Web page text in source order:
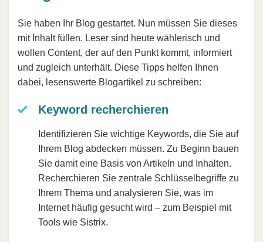
Sie haben Ihr Blog gestartet. Nun müssen Sie dieses
mit Inhalt füllen. Leser sind heute wählerisch und
wollen Content, der auf den Punkt kommt, informiert
und zugleich unterhält. Diese Tipps helfen Ihnen
dabei, lesenswerte Blogartikel zu schreiben:
Keyword recherchieren
Identifizieren Sie wichtige Keywords, die Sie auf
Ihrem Blog abdecken müssen. Zu Beginn bauen
Sie damit eine Basis von Artikeln und Inhalten.
Recherchieren Sie zentrale Schlüsselbegriffe zu
Ihrem Thema und analysieren Sie, was im
Internet häufig gesucht wird – zum Beispiel mit
Tools wie Sistrix.